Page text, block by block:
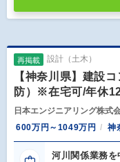
再掲載 設計（土木）
【神奈川県】建設
防）※在宅可/年休
日本エンジニアリング株式
600万円～1049万円
神
河川関係業務